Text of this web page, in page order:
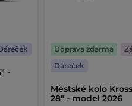
-
Městské kolo
28" - model 2026
Doprava zdarma
Dáreček